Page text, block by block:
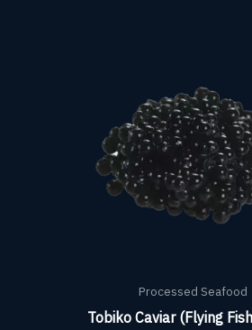
Processed Seafood
Tobiko Caviar (Flying